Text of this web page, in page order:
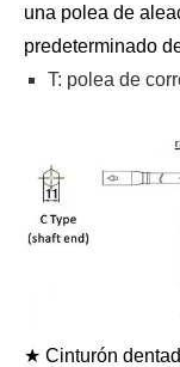
una polea de
predeterminado
T: polea de
★ Cinturón